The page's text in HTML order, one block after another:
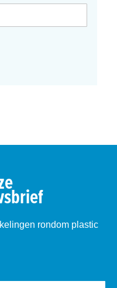
rondom plastic